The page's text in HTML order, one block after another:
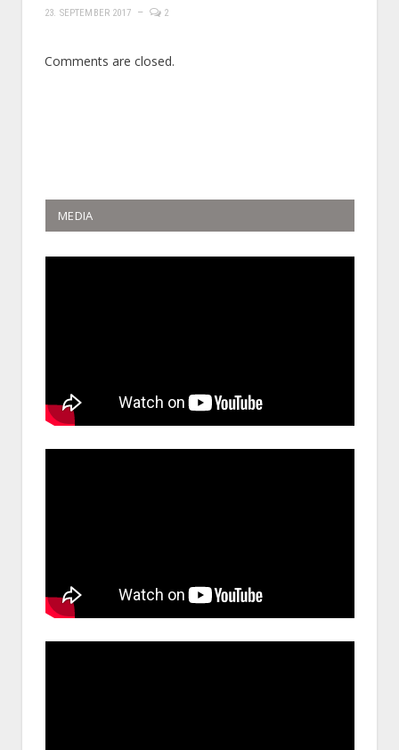
23. SEPTEMBER 2017 2
Comments are closed.
MEDIA